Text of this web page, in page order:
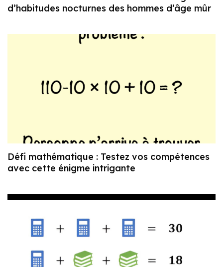
d’habitudes nocturnes des hommes d’âge mûr
Défi mathématique : Testez vos compétences
avec cette énigme intrigante